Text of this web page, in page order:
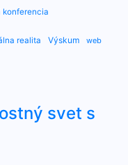
konferencia
realita Výskum web
svet s